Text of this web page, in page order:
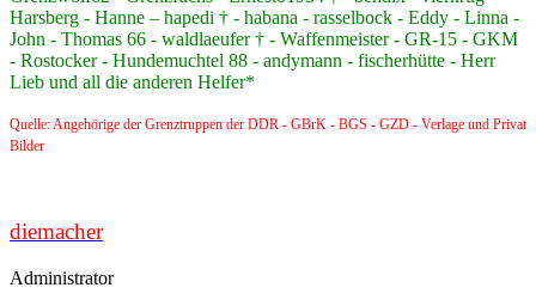
Harsberg - Hanne – hapedi † - habana - rasselbock - Eddy - Linna -
John - Thomas 66 - waldlaeufer † - Waffenmeister - GR-15 - GKM
- Rostocker - Hundemuchtel 88 - andymann - fischerhütte - Herr
Lieb und all die anderen Helfer*
Quelle: Angehörige der Grenztruppen der DDR - GBrK - BGS - GZD - Verlage und Privat
Bilder
diemacher
Administrator